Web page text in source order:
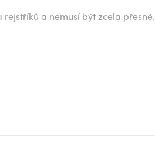
a nemusí být zcela přesné.